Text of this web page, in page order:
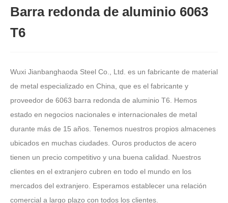
Barra redonda de aluminio 6063
T6
Wuxi Jianbanghaoda Steel Co., Ltd. es un fabricante de material
de metal especializado en China, que es el fabricante y
proveedor de 6063 barra redonda de aluminio T6. Hemos
estado en negocios nacionales e internacionales de metal
durante más de 15 años. Tenemos nuestros propios almacenes
ubicados en muchas ciudades. Ouros productos de acero
tienen un precio competitivo y una buena calidad. Nuestros
clientes en el extranjero cubren en todo el mundo en los
mercados del extranjero. Esperamos establecer una relación
comercial a largo plazo con todos los clientes.